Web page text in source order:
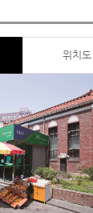
위치도